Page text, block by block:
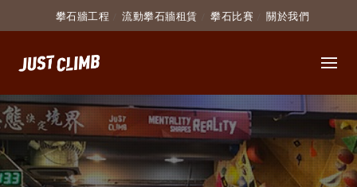
攀石牆工程 流動攀石牆租賃 攀石比賽 關於我們